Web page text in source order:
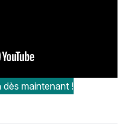
maintenant !